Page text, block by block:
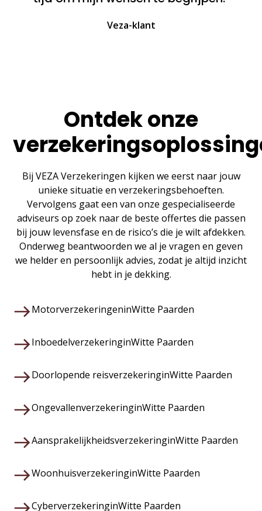
Veza-klant
Ontdek onze
Bij VEZA Verzekeringen kijken we eerst naar jouw
unieke situatie en verzekeringsbehoeften.
Vervolgens gaat een van onze gespecialiseerde
adviseurs op zoek naar de beste offertes die passen
bij jouw levensfase en de risico’s die je wilt afdekken.
Onderweg beantwoorden we al je vragen en geven
we helder en persoonlijk advies, zodat je altijd inzicht
hebt in je dekking.
MotorverzekeringeninWitte Paarden
InboedelverzekeringinWitte Paarden
Doorlopende reisverzekeringinWitte Paarden
OngevallenverzekeringinWitte Paarden
AansprakelijkheidsverzekeringinWitte Paarden
WoonhuisverzekeringinWitte Paarden
CyberverzekeringinWitte Paarden